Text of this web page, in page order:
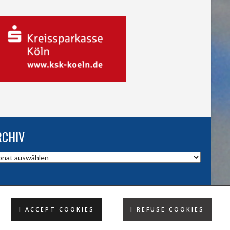
I ACCEPT COOKIES I REFUSE COOKIES
DESIGND BY HSV TROISDORF E.V.